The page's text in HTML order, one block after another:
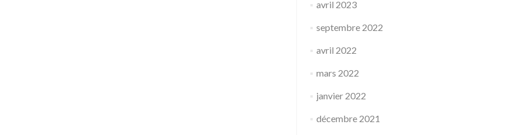
avril 2023
septembre 2022
avril 2022
mars 2022
janvier 2022
décembre 2021